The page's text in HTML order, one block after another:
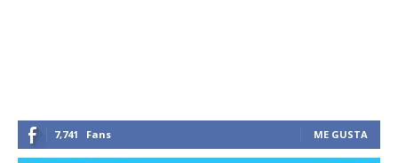
7,741 Fans ME GUSTA